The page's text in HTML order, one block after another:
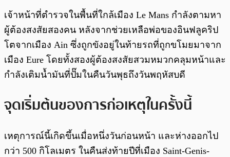
เจ้าหน้าที่ตำรวจในพื้นที่ใกล้เมือง Le Mans กำลังตามหา
ผู้ต้องสงสัยสองคน หลังจากช่วยเหลือพ่อของอินฟลูคริป
โตจากเมือง Ain ซึ่งถูกขังอยู่ในท้ายรถที่ถูกขโมยมาจาก
เมือง Eure โดยทั้งสองผู้ต้องสงสัยสวมหมวกคลุมหน้าและ
กำลังเติมน้ำมันที่ปั๊มในคืนวันพุธถึงวันพฤหัสบดี
จุดเริ่มต้นของการก่อเหตุในครั้งนี้
เหตุการณ์นี้เกิดขึ้นเมื่อหนึ่งวันก่อนหน้า และห่างออกไป
กว่า 500 กิโลเมตร ในคืนส่งท้ายปีที่เมือง Saint-Genis-